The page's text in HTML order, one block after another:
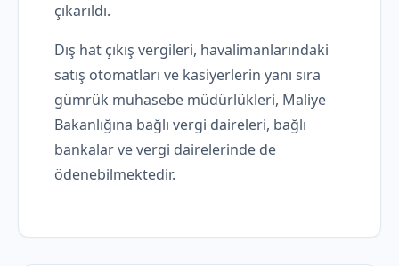
çıkarıldı.
Dış hat çıkış vergileri, havalimanlarındaki
satış otomatları ve kasiyerlerin yanı sıra
gümrük muhasebe müdürlükleri, Maliye
Bakanlığına bağlı vergi daireleri, bağlı
bankalar ve vergi dairelerinde de
ödenebilmektedir.